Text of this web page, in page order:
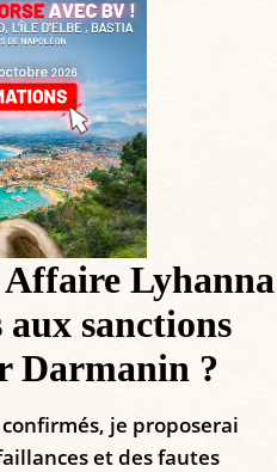
Lyhanna
aux sanctions
Darmanin ?
je proposerai
et des fautes